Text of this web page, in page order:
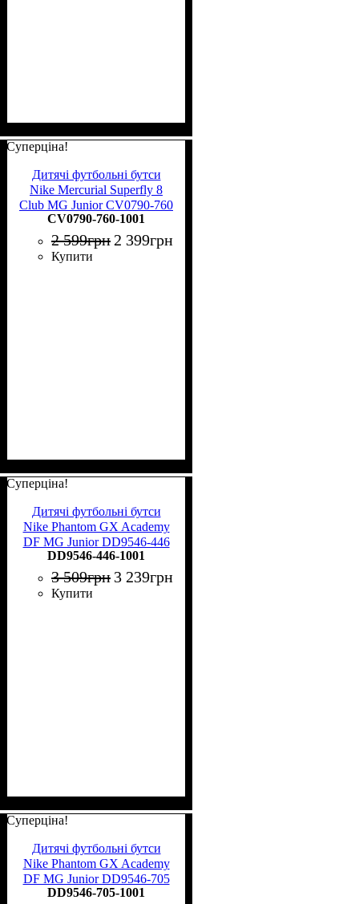
Суперціна!
Дитячі футбольні бутси
Nike Mercurial Superfly 8
Club MG Junior CV0790-760
CV0790-760-1001
2 599грн 2 399грн
Купити
Суперціна!
Дитячі футбольні бутси
Nike Phantom GX Academy
DF MG Junior DD9546-446
DD9546-446-1001
3 509грн 3 239грн
Купити
Суперціна!
Дитячі футбольні бутси
Nike Phantom GX Academy
DF MG Junior DD9546-705
DD9546-705-1001